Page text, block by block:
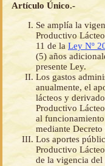
Artículo Único.-
Se amplía la
Productivo
11 de la Ley Nº
(5) años
presente Ley.
Los gastos
anualmente, el
lácteos y
Productivo
al
mediante Decreto
Los aportes
Productivo
de la vigencia del